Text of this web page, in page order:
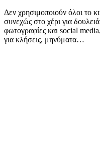
Δεν χρησιμοποιούν όλοι το
συνεχώς στο χέρι για
φωτογραφίες και social
για κλήσεις, μηνύματα…